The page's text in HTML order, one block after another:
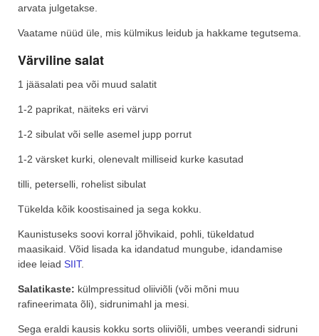
arvata julgetakse.
Vaatame nüüd üle, mis külmikus leidub ja hakkame tegutsema.
Värviline salat
1 jääsalati pea või muud salatit
1-2 paprikat, näiteks eri värvi
1-2 sibulat või selle asemel jupp porrut
1-2 värsket kurki, olenevalt milliseid kurke kasutad
tilli, peterselli, rohelist sibulat
Tükelda kõik koostisained ja sega kokku.
Kaunistuseks soovi korral jõhvikaid, pohli, tükeldatud
maasikaid. Võid lisada ka idandatud mungube, idandamise
idee leiad SIIT.
Salatikaste: külmpressitud oliiviõli (või mõni muu
rafineerimata õli), sidrunimahl ja mesi.
Sega eraldi kausis kokku sorts oliiviõli, umbes veerandi sidruni